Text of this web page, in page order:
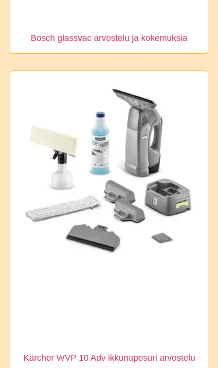
Bosch glassvac arvostelu ja kokemuksia
Kärcher WVP 10 Adv ikkunapesuri arvostelu